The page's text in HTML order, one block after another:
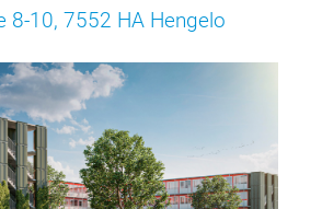
8-10, 7552 HA Hengelo